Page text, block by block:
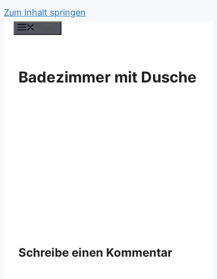
Zum Inhalt springen
Badezimmer mit Dusche
Schreibe einen Kommentar